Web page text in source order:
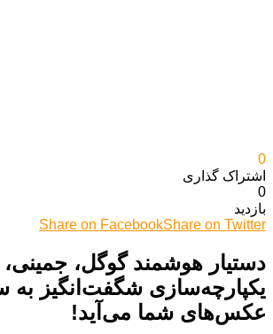
0
اشتراک گذاری‌
0
بازدید
Share on FacebookShare on Twitter
دستیار هوشمند گوگل، جمینی،
یکپارچه‌سازی شگفت‌انگیز به
عکس‌های شما می‌آید!